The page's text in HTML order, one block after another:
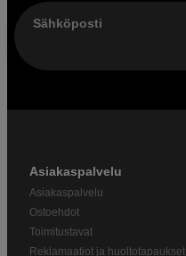
Sähköposti
Asiakaspalvelu
Asiakaspalvelu
Ostoehdot
Toimitustavat
Reklamaatiot ja huoltotapaukset